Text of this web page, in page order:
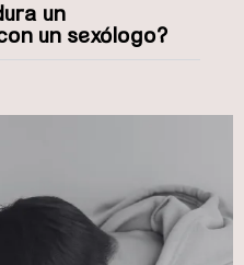
un
un sexólogo?